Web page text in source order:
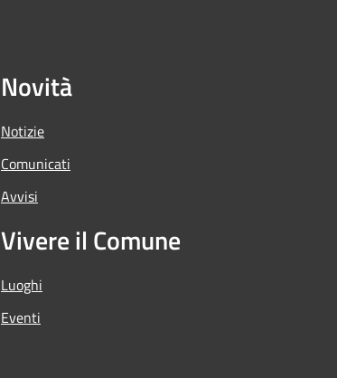
Novità
Notizie
Comunicati
Avvisi
Vivere il Comune
Luoghi
Eventi